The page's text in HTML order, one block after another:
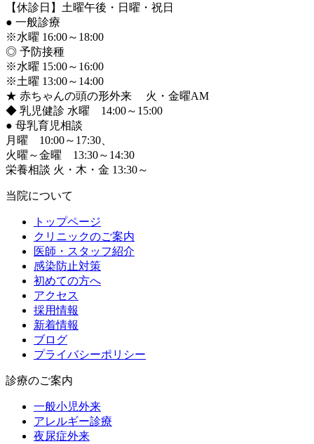
【休診日】土曜午後・日曜・祝日
● 一般診療
※水曜 16:00～18:00
◎ 予防接種
※水曜 15:00～16:00
※土曜 13:00～14:00
★ 赤ちゃんの頭の形外来 火・金曜AM
◆ 乳児健診 水曜 14:00～15:00
● 母乳育児相談
月曜 10:00～17:30、
火曜～金曜 13:30～14:30
栄養相談 火・木・金 13:30～
当院について
トップページ
クリニックのご案内
医師・スタッフ紹介
感染防止対策
初めての方へ
アクセス
採用情報
新着情報
ブログ
プライバシーポリシー
診療のご案内
一般小児外来
アレルギー診療
夜尿症外来